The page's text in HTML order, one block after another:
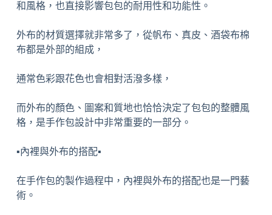
和風格，也直接影響包包的耐用性和功能性。
外布的材質選擇就非常多了，從帆布、真皮、酒袋布棉
布都是外部的組成，
通常色彩跟花色也會相對活潑多樣，
而外布的顏色、圖案和質地也恰恰決定了包包的整體風
格，是手作包設計中非常重要的一部分。
▪️內裡與外布的搭配▪️
在手作包的製作過程中，內裡與外布的搭配也是一門藝
術。